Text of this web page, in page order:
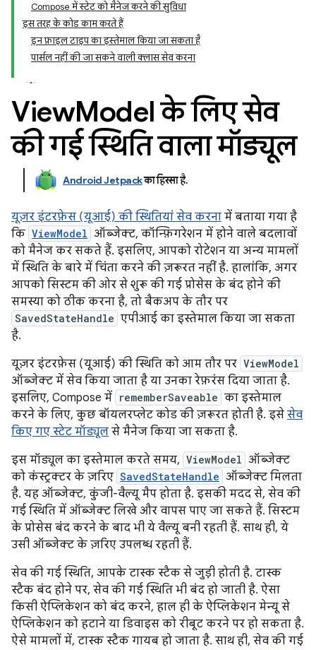
Compose में स्टेट को मैनेज करने की सुविधा
इस तरह के कोड काम करते हैं
इन फ़ाइल टाइप का इस्तेमाल किया जा सकता है
पार्सल नहीं की जा सकने वाली क्लास सेव करना
ViewModel के लिए सेव
की गई स्थिति वाला मॉड्यूल
Android Jetpackका हिस्सा है.
यूज़र इंटरफ़ेस (यूआई) की स्थितियां सेव करना में बताया गया है
कि ViewModel ऑब्जेक्ट, कॉन्फ़िगरेशन में होने वाले बदलावों
को मैनेज कर सकते हैं. इसलिए, आपको रोटेशन या अन्य मामलों
में स्थिति के बारे में चिंता करने की ज़रूरत नहीं है. हालांकि, अगर
आपको सिस्टम की ओर से शुरू की गई प्रोसेस के बंद होने की
समस्या को ठीक करना है, तो बैकअप के तौर पर
SavedStateHandle एपीआई का इस्तेमाल किया जा सकता
है.
यूज़र इंटरफ़ेस (यूआई) की स्थिति को आम तौर पर ViewModel
ऑब्जेक्ट में सेव किया जाता है या उनका रेफ़रंस दिया जाता है.
इसलिए, Compose में rememberSaveable का इस्तेमाल
करने के लिए, कुछ बॉयलरप्लेट कोड की ज़रूरत होती है. इसे सेव
किए गए स्टेट मॉड्यूल से मैनेज किया जा सकता है.
इस मॉड्यूल का इस्तेमाल करते समय, ViewModel ऑब्जेक्ट
को कंस्ट्रक्टर के ज़रिए SavedStateHandle ऑब्जेक्ट मिलता
है. यह ऑब्जेक्ट, कुंजी-वैल्यू मैप होता है. इसकी मदद से, सेव की
गई स्थिति में ऑब्जेक्ट लिखे और वापस पाए जा सकते हैं. सिस्टम
के प्रोसेस बंद करने के बाद भी ये वैल्यू बनी रहती हैं. साथ ही, ये
उसी ऑब्जेक्ट के ज़रिए उपलब्ध रहती हैं.
सेव की गई स्थिति, आपके टास्क स्टैक से जुड़ी होती है. टास्क
स्टैक बंद होने पर, सेव की गई स्थिति भी बंद हो जाती है. ऐसा
किसी ऐप्लिकेशन को बंद करने, हाल ही के ऐप्लिकेशन मेन्यू से
ऐप्लिकेशन को हटाने या डिवाइस को रीबूट करने पर हो सकता है.
ऐसे मामलों में, टास्क स्टैक गायब हो जाता है. साथ ही, सेव की गई